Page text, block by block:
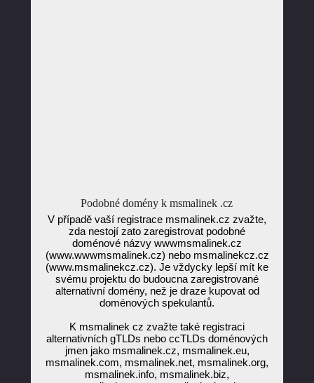
Podobné domény k msmalinek .cz
V případě vaší registrace msmalinek.cz zvažte,
zda nestojí zato zaregistrovat podobné
doménové názvy wwwmsmalinek.cz
(www.wwwmsmalinek.cz) nebo msmalinekcz.cz
(www.msmalinekcz.cz). Je vždycky lepší mít ke
svému projektu do budoucna zaregistrované
alternativní domény, než je draze kupovat od
doménových spekulantů.
K msmalinek cz zvažte také registraci
alternativních gTLDs nebo ccTLDs doménových
jmen jako msmalinek.cz, msmalinek.eu,
msmalinek.com, msmalinek.net, msmalinek.org,
msmalinek.info, msmalinek.biz,